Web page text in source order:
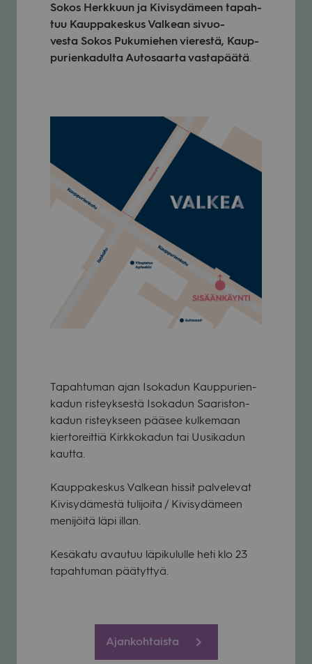
Sokos Herk­kuun ja Kivi­sy­dä­meen tapah­
tuu Kaup­pa­kes­kus Val­kean sivuo­
vesta Sokos Puku­mie­hen vie­restä, Kaup­
pu­rien­ka­dulta Auto­saarta vas­ta­päätä.
Tapah­tu­man ajan Iso­ka­dun Kaup­pu­rien­
ka­dun ris­teyk­sestä Iso­ka­dun Saa­ris­ton­
ka­dun ris­teyk­seen pää­see kul­ke­maan
kier­to­reit­tiä Kirk­ko­ka­dun tai Uusi­ka­dun
kautta.
Kaup­pa­kes­kus Val­kean his­sit pal­ve­le­vat
Kivi­sy­dä­mestä tuli­joita / Kivi­sy­dä­meen
meni­jöitä läpi illan.
Kesä­katu avau­tuu läpi­ku­lulle heti klo 23
tapah­tu­man pää­tyt­tyä.
Ajankohtaista